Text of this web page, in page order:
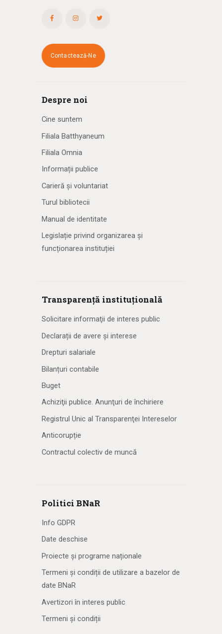
Contactează-Ne
Despre noi
Cine suntem
Filiala Batthyaneum
Filiala Omnia
Informații publice
Carieră și voluntariat
Turul bibliotecii
Manual de identitate
Legislație privind organizarea și
funcționarea instituției
Transparență instituțională
Solicitare informaţii de interes public
Declarații de avere și interese
Drepturi salariale
Bilanțuri contabile
Buget
Achiziţii publice. Anunţuri de închiriere
Registrul Unic al Transparenţei Intereselor
Anticorupție
Contractul colectiv de muncă
Politici BNaR
Info GDPR
Date deschise
Proiecte și programe naționale
Termeni și condiții de utilizare a bazelor de
date BNaR
Avertizori în interes public
Termeni și condiții